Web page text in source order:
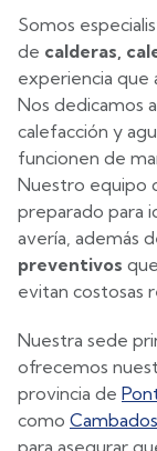
Somos
de calderas,
experiencia que
Nos dedicamos
calefacción y
funcionen de
Nuestro equipo
preparado para
avería, además
preventivos
evitan costosas
Nuestra sede
ofrecemos
provincia de
como Cambados